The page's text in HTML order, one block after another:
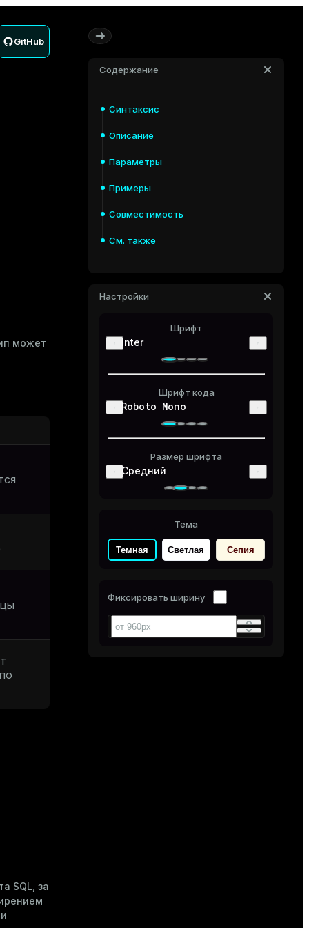
GitHub
Содержание
Синтаксис
Описание
Параметры
Примеры
Совместимость
См. также
Настройки
Шрифт
Inter
Шрифт кода
Roboto Mono
Размер шрифта
Средний
Тема
Темная Светлая Сепия
Фиксировать ширину
может
SQL, за